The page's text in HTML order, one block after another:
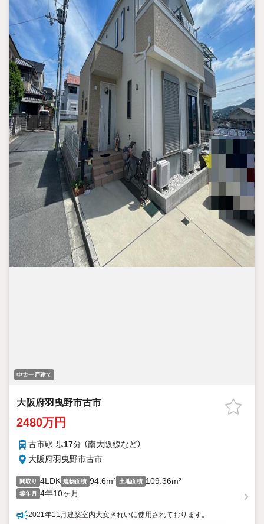
中古一戸建て
大阪府羽曳野市古市
2480万円
古市駅 歩17分 （南大阪線など）
大阪府羽曳野市古市
間取り 4LDK 建物面積 94.6m² 土地面積 109.36m²
築年月 4年10ヶ月
2021年11月建築室内大変きれいに使用されております。